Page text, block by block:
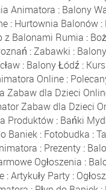
Animatora : Balony
: Hurtownia Balonów :
z Balonami Rumia :
:Zabawki :
: Balony Łódź :
Online :
Zabaw dla Dzieci
Zabaw dla Dzieci
Produktów : Bańki
Baniek: Fotobudka :
: Prezenty :
Ogłoszenia :
:Artykuły Party :